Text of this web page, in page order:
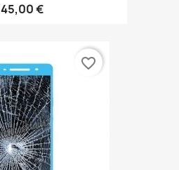
45,00 €
favorite_border